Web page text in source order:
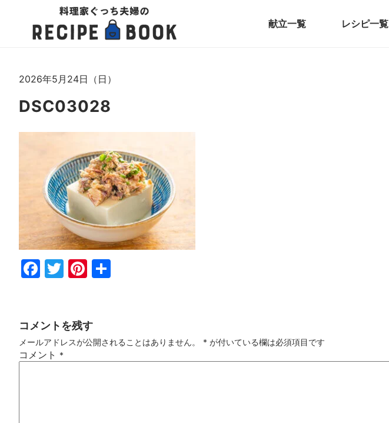
献立一覧 レシピ一覧
2026年5月24日（日）
DSC03028
Fac
Twi
Pin
コメントを残す
メールアドレスが公開されることはありません。 * が付いている欄は必須項目です
コメント *